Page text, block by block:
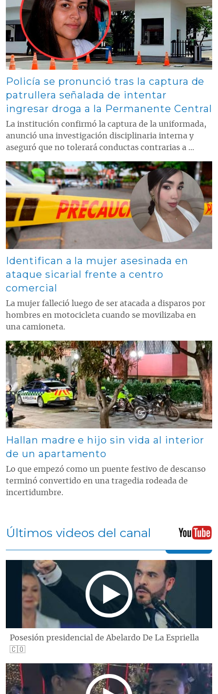
Policía se pronunció tras la captura de
patrullera señalada de intentar
ingresar droga a la Permanente Central
La institución confirmó la captura de la uniformada,
anunció una investigación disciplinaria interna y
aseguró que no tolerará conductas contrarias a ...
Contenido multimedia principal
Identifican a la mujer asesinada en
ataque sicarial frente a centro
comercial
La mujer falleció luego de ser atacada a disparos por
hombres en motocicleta cuando se movilizaba en
una camioneta.
Contenido multimedia principal
Hallan madre e hijo sin vida al interior
de un apartamento
Lo que empezó como un puente festivo de descanso
terminó convertido en una tragedia rodeada de
incertidumbre.
Últimos videos del canal
Posesión presidencial de Abelardo De La Espriella
🇨🇴